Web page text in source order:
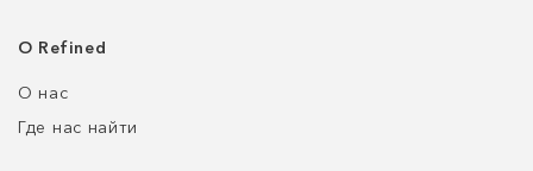
О Refined
О нас
Где нас найти